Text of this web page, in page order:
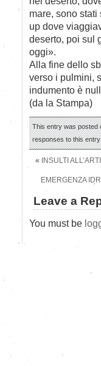
mare, sono
up dove
deserto, poi sul
oggi».
Alla fine dello
verso i pulmini,
indumento è
(da la Stampa)
This entry was posted
responses to this
« INSULTI
EMERGENZA
Leave a
You must be